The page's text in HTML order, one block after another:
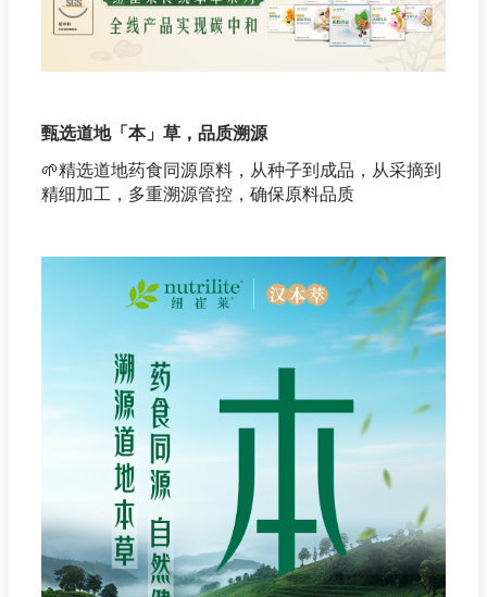
甄选道地「本」 草 ，品质溯源
🌱精选道地药食同源原料，从种子到成品，从采摘到
精细加工，多重溯源管控，确保原料品质